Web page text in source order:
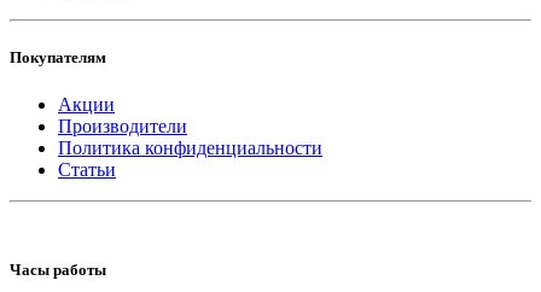
Покупателям
Акции
Производители
Политика конфиденциальности
Статьи
Часы работы